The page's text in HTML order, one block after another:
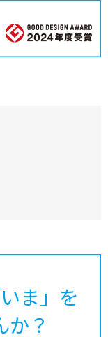
ま」を
か？